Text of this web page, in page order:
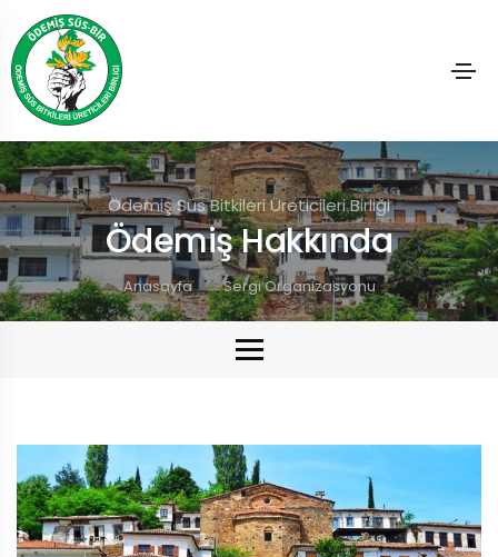
Ödemiş Süs Bitkileri Üreticileri Birliği
Ödemiş Hakkında
Anasayfa Sergi Organizasyonu